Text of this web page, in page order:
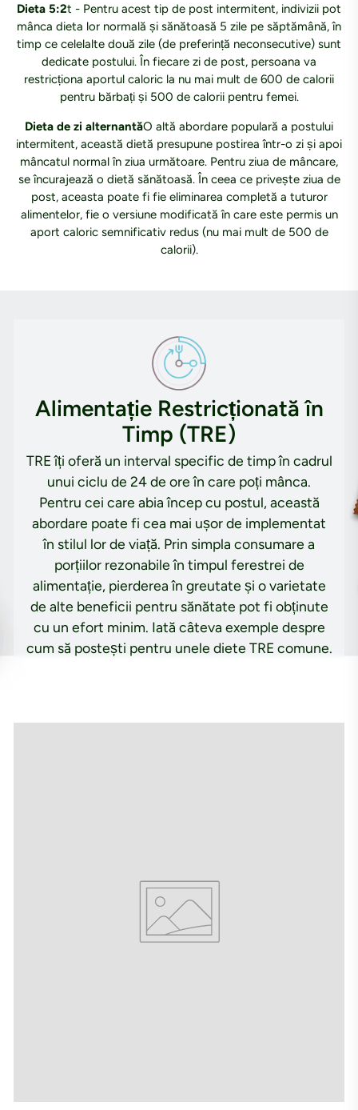
Dieta 5:2t - Pentru acest tip de post intermitent, indivizii pot
mânca dieta lor normală și sănătoasă 5 zile pe săptămână, în
timp ce celelalte două zile (de preferință neconsecutive) sunt
dedicate postului. În fiecare zi de post, persoana va
restricționa aportul caloric la nu mai mult de 600 de calorii
pentru bărbați și 500 de calorii pentru femei.
Dieta de zi alternantăO altă abordare populară a postului
intermitent, această dietă presupune postirea într-o zi și apoi
mâncatul normal în ziua următoare. Pentru ziua de mâncare,
se încurajează o dietă sănătoasă. În ceea ce privește ziua de
post, aceasta poate fi fie eliminarea completă a tuturor
alimentelor, fie o versiune modificată în care este permis un
aport caloric semnificativ redus (nu mai mult de 500 de
calorii).
Alimentație Restricționată în
Timp (TRE)
TRE îți oferă un interval specific de timp în cadrul
unui ciclu de 24 de ore în care poți mânca.
Pentru cei care abia încep cu postul, această
abordare poate fi cea mai ușor de implementat
în stilul lor de viață. Prin simpla consumare a
porțiilor rezonabile în timpul ferestrei de
alimentație, pierderea în greutate și o varietate
de alte beneficii pentru sănătate pot fi obținute
cu un efort minim. Iată câteva exemple despre
cum să postești pentru unele diete TRE comune.